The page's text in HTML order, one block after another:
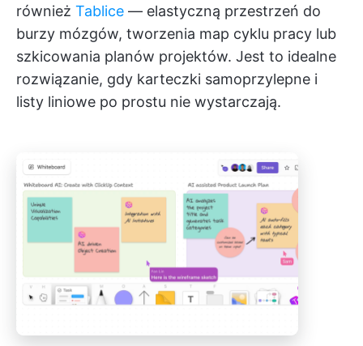
również Tablice — elastyczną przestrzeń do
burzy mózgów, tworzenia map cyklu pracy lub
szkicowania planów projektów. Jest to idealne
rozwiązanie, gdy karteczki samoprzylepne i
listy liniowe po prostu nie wystarczają.